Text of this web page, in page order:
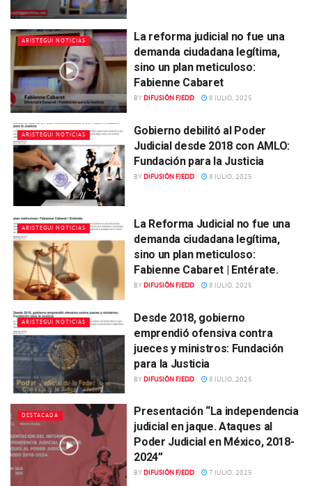
ARISTEGUI NOTICIAS
La reforma judicial no fue una
demanda ciudadana legítima,
sino un plan meticuloso:
Fabienne Cabaret
BY DIFUSIÓN FJEDD 8 JULIO, 2025
ARISTEGUI NOTICIAS
Gobierno debilitó al Poder
Judicial desde 2018 con AMLO:
Fundación para la Justicia
BY DIFUSIÓN FJEDD 8 JULIO, 2025
ARISTEGUI NOTICIAS
La Reforma Judicial no fue una
demanda ciudadana legítima,
sino un plan meticuloso:
Fabienne Cabaret | Entérate.
BY DIFUSIÓN FJEDD 8 JULIO, 2025
ARISTEGUI NOTICIAS
Desde 2018, gobierno
emprendió ofensiva contra
jueces y ministros: Fundación
para la Justicia
BY DIFUSIÓN FJEDD 8 JULIO, 2025
DESTACADA
Presentación “La independencia
judicial en jaque. Ataques al
Poder Judicial en México, 2018-
2024”
BY DIFUSIÓN FJEDD 7 JULIO, 2025